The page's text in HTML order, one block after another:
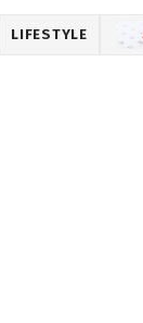
LIFESTYLE